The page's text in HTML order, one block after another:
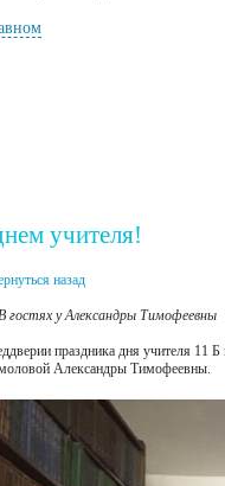
учителя!
назад
гостях у Александры Тимофеевны
праздника дня учителя 11 Б
Александры Тимофеевны.